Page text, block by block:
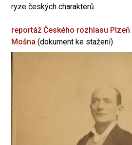
ryze českých charakterů.
reportáž Českého rozhlasu Plzeň
Mošna (dokument ke stažení)